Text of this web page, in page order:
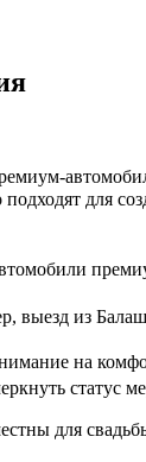
для
выезд из
на
статус
для